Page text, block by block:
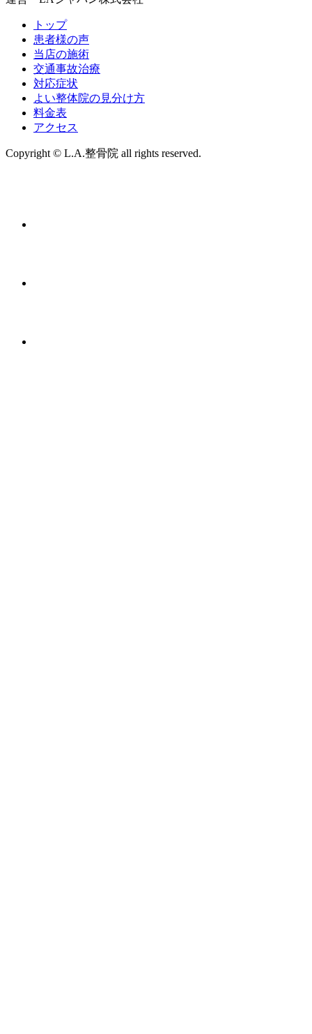
トップ
患者様の声
当店の施術
交通事故治療
対応症状
よい整体院の見分け方
料金表
アクセス
Copyright © L.A.整骨院 all rights reserved.